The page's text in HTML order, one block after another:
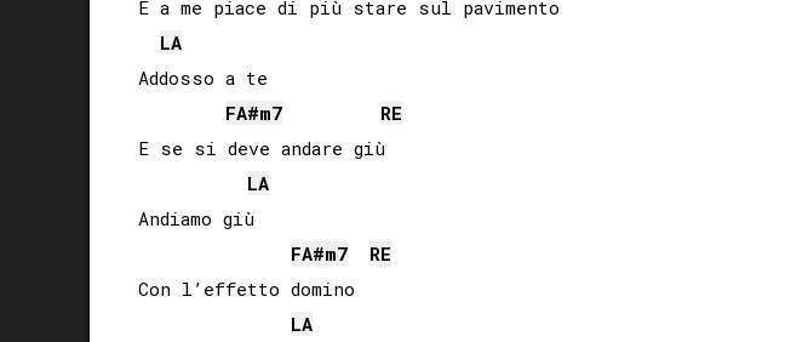
E a me piace di più stare sul pavimento
LA
Addosso a te
FA#m7
RE
E se si deve andare giù
LA
Andiamo giù
FA#m7
RE
Con l’effetto domino
LA